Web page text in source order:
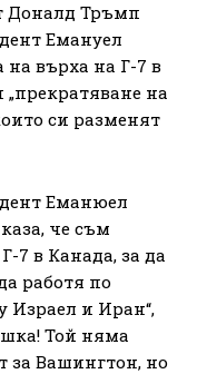
Доналд Тръмп
Емануел
върха на Г-7 в
на
си разменят
Еманюел
че съм
7 в Канада, за да
работя по
Израел и Иран“,
Той няма
за Вашингтон, но